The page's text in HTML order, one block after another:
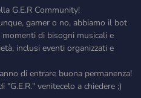
G.E.R Community!
gamer o no, abbiamo il bot
di bisogni musicali e
inclusi eventi organizzati e
di entrare buona permanenza!
venitecelo a chiedere ;)